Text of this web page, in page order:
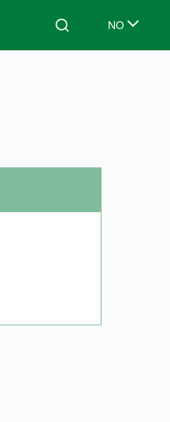
Search NO
Select